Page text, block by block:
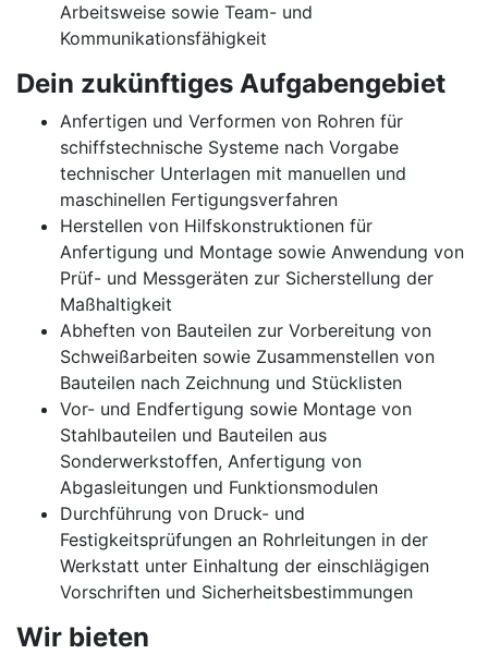
Arbeitsweise sowie Team- und
Kommunikationsfähigkeit
Dein zukünftiges Aufgabengebiet
Anfertigen und Verformen von Rohren für
schiffstechnische Systeme nach Vorgabe
technischer Unterlagen mit manuellen und
maschinellen Fertigungsverfahren
Herstellen von Hilfskonstruktionen für
Anfertigung und Montage sowie Anwendung von
Prüf- und Messgeräten zur Sicherstellung der
Maßhaltigkeit
Abheften von Bauteilen zur Vorbereitung von
Schweißarbeiten sowie Zusammenstellen von
Bauteilen nach Zeichnung und Stücklisten
Vor- und Endfertigung sowie Montage von
Stahlbauteilen und Bauteilen aus
Sonderwerkstoffen, Anfertigung von
Abgasleitungen und Funktionsmodulen
Durchführung von Druck- und
Festigkeitsprüfungen an Rohrleitungen in der
Werkstatt unter Einhaltung der einschlägigen
Vorschriften und Sicherheitsbestimmungen
Wir bieten